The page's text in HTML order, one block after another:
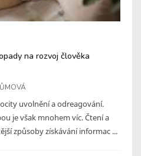
na rozvoj člověka
uvolnění a odreagování.
je však mnohem víc. Čtení a
způsoby získávání informac ...